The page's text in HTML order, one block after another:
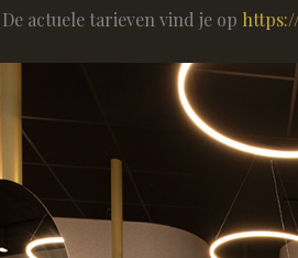
actuele tarieven vind je op